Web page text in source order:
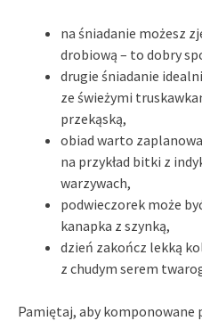
na śniadanie możesz
drobiową – to dobry
drugie śniadanie
ze świeżymi
przekąską,
obiad warto
na przykład bitki z
warzywach,
podwieczorek może
kanapka z szynką,
dzień zakończ lekką
z chudym serem
Pamiętaj, aby komponowane